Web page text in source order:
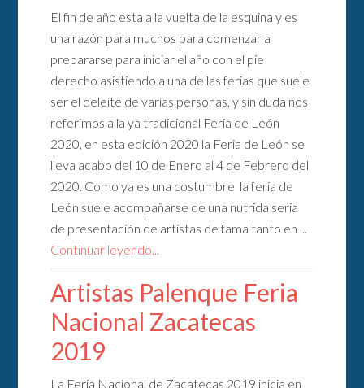
El fin de año esta a la vuelta de la esquina y es
una razón para muchos para comenzar a
prepararse para iniciar el año con el pie
derecho asistiendo a una de las ferias que suele
ser el deleite de varias personas, y sin duda nos
referimos a la ya tradicional Feria de León
2020, en esta edición 2020 la Feria de León se
lleva acabo del 10 de Enero al 4 de Febrero del
2020. Como ya es una costumbre la feria de
León suele acompañarse de una nutrida seria
de presentación de artistas de fama tanto en ...
Continuar leyendo...
Artistas Palenque Feria
Nacional Zacatecas
2019
La Feria Nacional de Zacatecas 2019 inicia en